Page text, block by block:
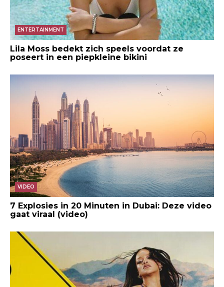
ENTERTAINMENT
Lila Moss bedekt zich speels voordat ze
poseert in een piepkleine bikini
VIDEO
7 Explosies in 20 Minuten in Dubai: Deze video
gaat viraal (video)